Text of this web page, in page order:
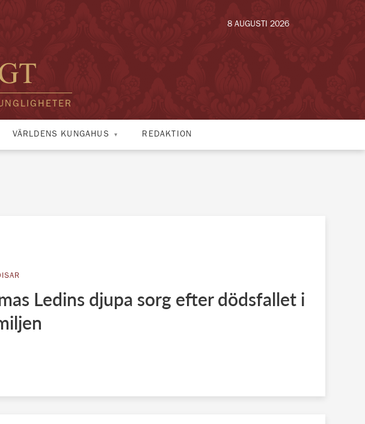
8 AUGUSTI 2026
VÄRLDENS KUNGAHUS REDAKTION
Ledins djupa sorg efter dödsfallet i